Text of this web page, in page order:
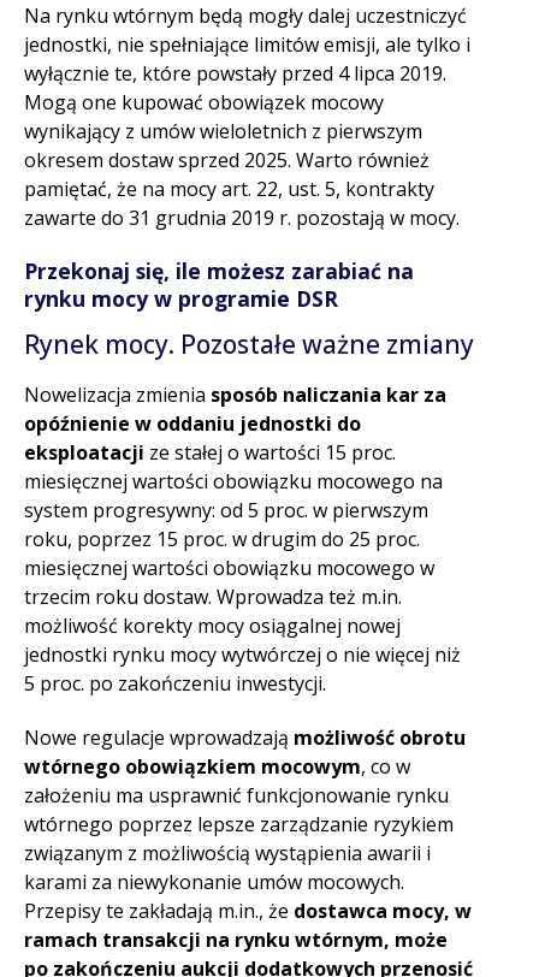
Na rynku wtórnym będą mogły dalej uczestniczyć
jednostki, nie spełniające limitów emisji, ale tylko i
wyłącznie te, które powstały przed 4 lipca 2019.
Mogą one kupować obowiązek mocowy
wynikający z umów wieloletnich z pierwszym
okresem dostaw sprzed 2025. Warto również
pamiętać, że na mocy art. 22, ust. 5, kontrakty
zawarte do 31 grudnia 2019 r. pozostają w mocy.
Przekonaj się, ile możesz zarabiać na
rynku mocy w programie DSR
Rynek mocy. Pozostałe ważne zmiany
Nowelizacja zmienia sposób naliczania kar za
opóźnienie w oddaniu jednostki do
eksploatacji ze stałej o wartości 15 proc.
miesięcznej wartości obowiązku mocowego na
system progresywny: od 5 proc. w pierwszym
roku, poprzez 15 proc. w drugim do 25 proc.
miesięcznej wartości obowiązku mocowego w
trzecim roku dostaw. Wprowadza też m.in.
możliwość korekty mocy osiągalnej nowej
jednostki rynku mocy wytwórczej o nie więcej niż
5 proc. po zakończeniu inwestycji.
Nowe regulacje wprowadzają możliwość obrotu
wtórnego obowiązkiem mocowym, co w
założeniu ma usprawnić funkcjonowanie rynku
wtórnego poprzez lepsze zarządzanie ryzykiem
związanym z możliwością wystąpienia awarii i
karami za niewykonanie umów mocowych.
Przepisy te zakładają m.in., że dostawca mocy, w
ramach transakcji na rynku wtórnym, może
po zakończeniu aukcji dodatkowych przenosić